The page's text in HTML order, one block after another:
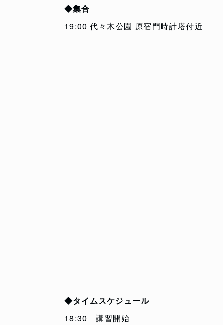
◆集合
19:00 代々木公園 原宿門時計塔付近
◆タイムスケジュール
18:30 講習開始